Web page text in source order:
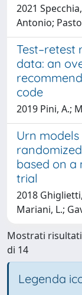
2021
Antonio;
Test–retest
data: an
code
2019 Pini, A.;
Urn
based on
trial
2018
Mariani, L.;
Mostrati risultati
di 14
Legenda